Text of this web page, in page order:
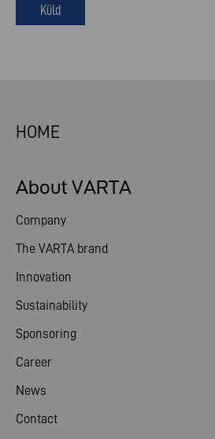
Küld
HOME
About VARTA
Company
The VARTA brand
Innovation
Sustainability
Sponsoring
Career
News
Contact